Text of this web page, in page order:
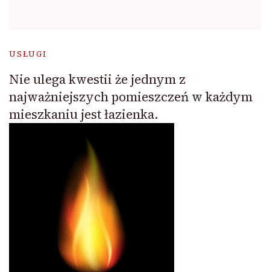
USŁUGI
Nie ulega kwestii że jednym z
najważniejszych pomieszczeń w każdym
mieszkaniu jest łazienka.